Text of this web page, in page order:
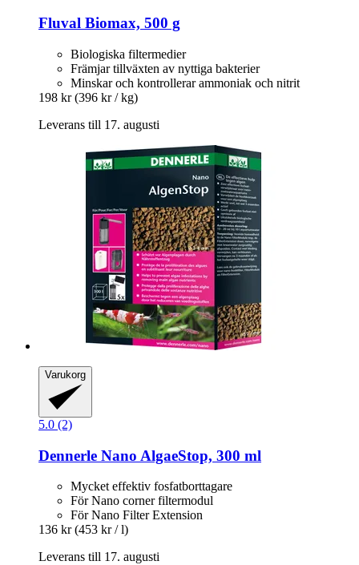
Fluval Biomax, 500 g
Biologiska filtermedier
Främjar tillväxten av nyttiga bakterier
Minskar och kontrollerar ammoniak och nitrit
198 kr (396 kr / kg)
Leverans till 17. augusti
Varukorg
5.0 (2)
Dennerle Nano AlgaeStop, 300 ml
Mycket effektiv fosfatborttagare
För Nano corner filtermodul
För Nano Filter Extension
136 kr (453 kr / l)
Leverans till 17. augusti